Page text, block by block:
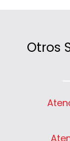
Otros